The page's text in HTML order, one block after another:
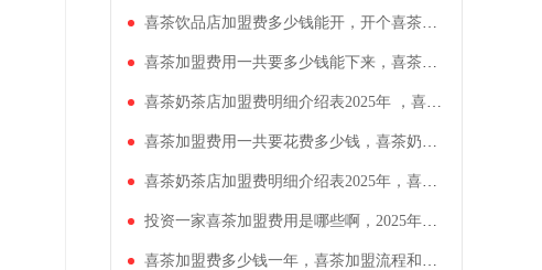
喜茶饮品店加盟费多少钱能开，开个喜茶加盟流程详解公布
喜茶加盟费用一共要多少钱能下来，喜茶加盟流程详解一览2025
喜茶奶茶店加盟费明细介绍表2025年 ，喜茶加盟流程和费用有什么呢
喜茶加盟费用一共要花费多少钱，喜茶奶茶店加盟条件详解一览
喜茶奶茶店加盟费明细介绍表2025年，喜茶饮品店加盟条件是怎样的
投资一家喜茶加盟费用是哪些啊，2025年喜茶加盟费用明细表
喜茶加盟费多少钱一年，喜茶加盟流程和费用是怎样的